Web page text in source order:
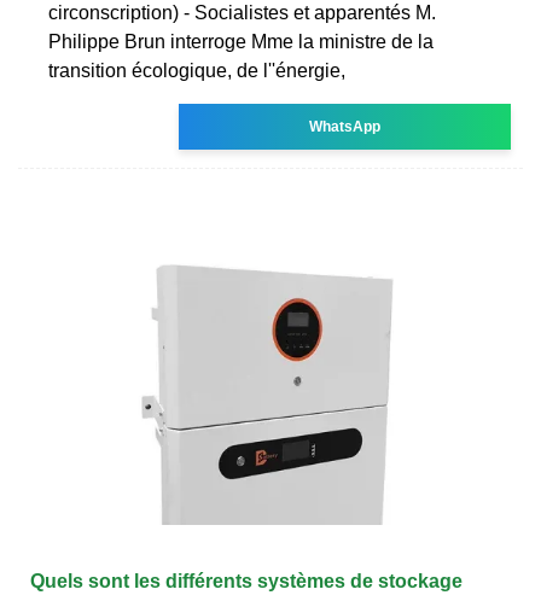
circonscription) - Socialistes et apparentés M.
Philippe Brun interroge Mme la ministre de la
transition écologique, de l''énergie,
WhatsApp
Quels sont les différents systèmes de stockage